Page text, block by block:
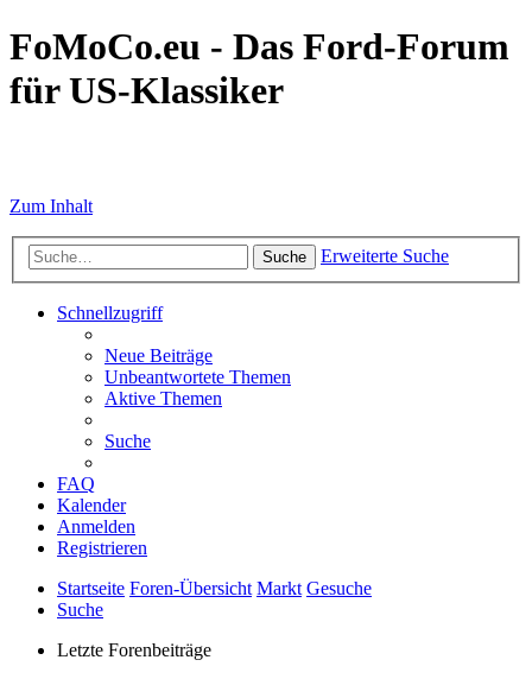
FoMoCo.eu - Das Ford-Forum
für US-Klassiker
Zum Inhalt
Suche Erweiterte Suche
Schnellzugriff
Neue Beiträge
Unbeantwortete Themen
Aktive Themen
Suche
FAQ
Kalender
Anmelden
Registrieren
Startseite Foren-Übersicht Markt Gesuche
Suche
Letzte Forenbeiträge